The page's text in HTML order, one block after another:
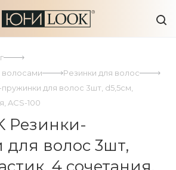
волосами
Резинки для волос
для волос 3шт, d5,5см,
ACS-100
Резинки-
волос 3шт,